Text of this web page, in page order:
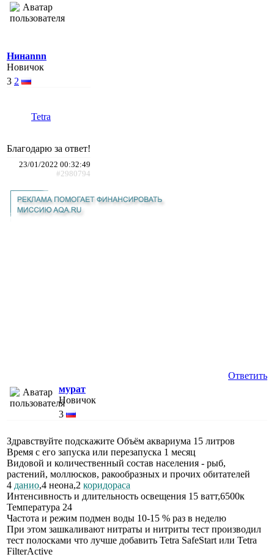
Нинаnnn
Новичок
3 2
Tetra
Благодарю за ответ!
23/01/2022 00:32:49
#2980794
Ответить
мурат
Новичок
3
Здравствуйте подскажите Объём аквариума 15 литров
Время с его запуска или перезапуска 1 месяц
Видовой и количественный состав населения - рыб,
растений, моллюсков, ракообразных и прочих обитателей
4 данио,4 неона,2 коридораса
Интенсивность и длительность освещения 15 ватт,6500к
Температура 24
Частота и режим подмен воды 10-15 % раз в неделю
При этом зашкаливают нитраты и нитриты тест производил
тест полосками что лучше добавить Tetra SafeStart или Tetra
FilterActive